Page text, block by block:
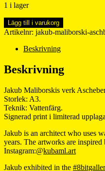
1 i lager
Jakub
Maliborski
Aschebergsgatan
mängd
Lägg till i varukorg
Artikelnr: jakub-maliborski-
Beskrivning
Beskrivning
Jakub Maliborskis verk
Storlek: A3.
Teknik: Vattenfärg.
Signerad print i limiterad
Jakub is an architect who uses
years. The artworks are
Instagram:@kubaml.art
Jakub exhibited in the